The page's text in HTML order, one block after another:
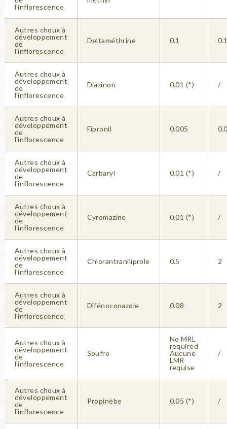
l'inflorescence
Autres choux à
développement
de
l'inflorescence
Deltaméthrine 0.1
Autres choux à
développement
de
l'inflorescence
Diazinon 0.01 (*) /
Autres choux à
développement
de
l'inflorescence
Fipronil 0.005
Autres choux à
développement
de
l'inflorescence
Carbaryl 0.01 (*) /
Autres choux à
développement
de
l'inflorescence
Cyromazine 0.01 (*) /
Autres choux à
développement
de
l'inflorescence
Chlorantraniliprole 0.5 2
Autres choux à
développement
de
l'inflorescence
Difénoconazole 0.08 2
Autres choux à
développement
de
l'inflorescence
Soufre
No MRL
required
Aucune
LMR
requise
/
Autres choux à
développement
de
l'inflorescence
Propinèbe 0.05 (*) /